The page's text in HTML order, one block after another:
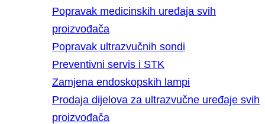
Popravak medicinskih uređaja svih
proizvođača
Popravak ultrazvučnih sondi
Preventivni servis i STK
Zamjena endoskopskih lampi
Prodaja dijelova za ultrazvučne uređaje svih
proizvođača